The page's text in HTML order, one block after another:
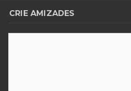
CRIE AMIZADES